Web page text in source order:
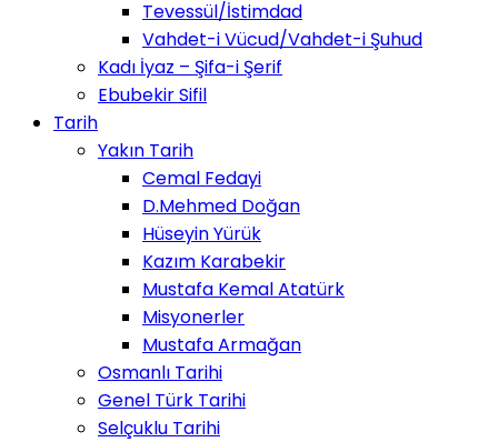
Tevessül/İstimdad
Vahdet-i Vücud/Vahdet-i Şuhud
Kadı İyaz – Şifa-i Şerif
Ebubekir Sifil
Tarih
Yakın Tarih
Cemal Fedayi
D.Mehmed Doğan
Hüseyin Yürük
Kazım Karabekir
Mustafa Kemal Atatürk
Misyonerler
Mustafa Armağan
Osmanlı Tarihi
Genel Türk Tarihi
Selçuklu Tarihi